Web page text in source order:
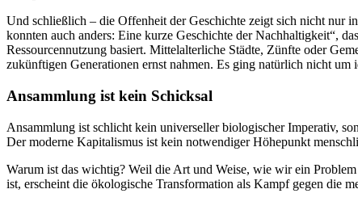
Und schließlich – die Offenheit der Geschichte zeigt sich nicht nur
konnten auch anders: Eine kurze Geschichte der Nachhaltigkeit“,
Ressourcennutzung basiert. Mittelalterliche Städte, Zünfte oder
zukünftigen Generationen ernst nahmen. Es ging natürlich nicht
Ansammlung ist kein Schicksal
Ansammlung ist schlicht kein universeller biologischer Imperativ,
Der moderne Kapitalismus ist kein notwendiger Höhepunkt
Warum ist das wichtig? Weil die Art und Weise, wie wir ein
ist, erscheint die ökologische Transformation als Kampf gegen die